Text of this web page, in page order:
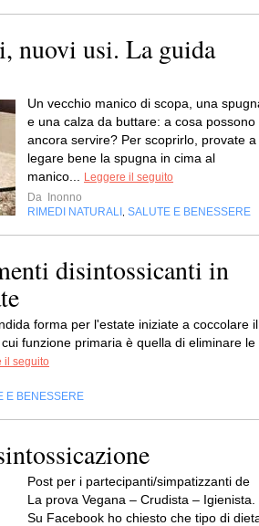
nuovi usi. La guida
Un vecchio manico di scopa, una
e una calza da buttare: a cosa possono
ancora servire? Per scoprirlo, provate a
legare bene la spugna in cima al
manico...
Leggere il seguito
Da
Inonno
RIMEDI NATURALI
SALUTE E BENESSERE
disintossicanti in
forma per l'estate iniziate a coccolare il
funzione primaria è quella di eliminare le
il seguito
E BENESSERE
Post per i partecipanti/simpatizzanti de
La prova Vegana – Crudista – Igienista.
Su Facebook ho chiesto che tipo di